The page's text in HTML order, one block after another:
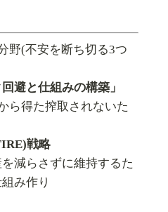
野(不安を断ち切る3つ
避と仕組みの構築」
ら得た搾取されないた
戦略
減らさずに維持するた
み作り